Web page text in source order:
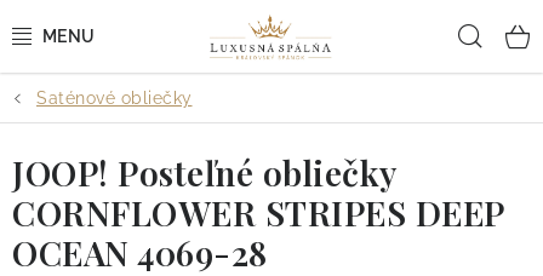
na
POSTEĽNÉ OBLIEČKY
POSTEĽNÉ PLACHTY
PREHOZY A PAPLÓNY
Saténové obliečky
JOOP! Posteľné obliečky
CORNFLOWER STRIPES DEEP
OCEAN 4069-28